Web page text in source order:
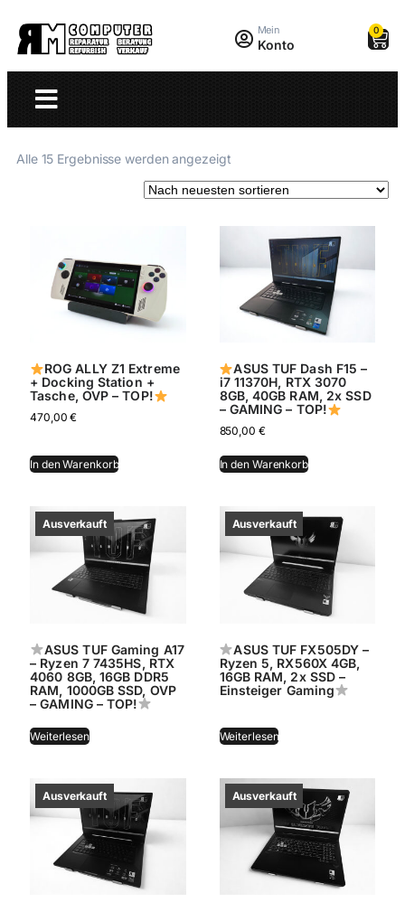
Mein
Konto
0
Alle 15 Ergebnisse werden angezeigt
ROG ALLY Z1 Extreme
+ Docking Station +
Tasche, OVP – TOP!
470,00€
In den Warenkorb
ASUS TUF Dash F15 –
i7 11370H, RTX 3070
8GB, 40GB RAM, 2x SSD
– GAMING – TOP!
850,00 €
In den Warenkorb
ASUS TUF Gaming A17
– Ryzen 7 7435HS, RTX
4060 8GB, 16GB DDR5
RAM, 1000GB SSD, OVP
– GAMING – TOP!
Weiterlesen
ASUS TUF FX505DY –
Ryzen 5, RX560X 4GB,
16GB RAM, 2x SSD –
Einsteiger Gaming
Weiterlesen